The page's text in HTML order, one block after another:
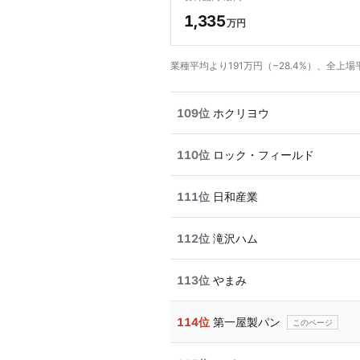
1,335万円
業種平均より191万円（−28.4%）、全上
109位 ホクリヨウ
110位 ロック・フィールド
111位 日和産業
112位 滝沢ハム
113位 やまみ
114位 第一屋製パン